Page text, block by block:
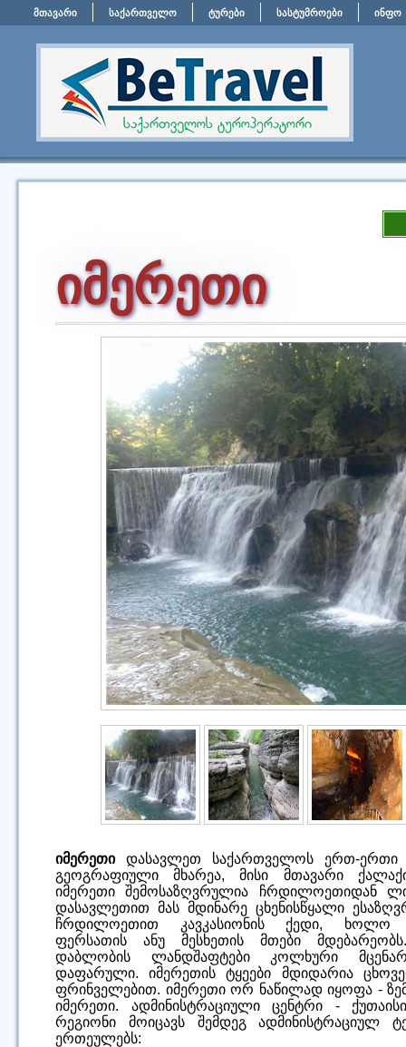
მთავარი საქართველო ტურები სასტუმროები ინფო
იმერეთი
იმერეთიდასავლეთ საქართველოს ერთ-ერთი
გეოგრაფიული მხარეა, მისი მთავარი
იმერეთი შემოსაზღვრულია ჩრდილოეთიდან
დასავლეთით მას მდინარე ცხენისწყალი
ჩრდილოეთით კავკასიონის ქედი, ხოლო
ფერსათის ანუ მესხეთის მთები
დაბლობის ლანდშაფტები კოლხური
დაფარული. იმერეთის ტყეები მდიდარია
ფრინველებით. იმერეთი ორ ნაწილად იყოფა -
იმერეთი. ადმინისტრაციული ცენტრი -
რეგიონი მოიცავს შემდეგ ადმინისტრაციულ
ერთეულებს: